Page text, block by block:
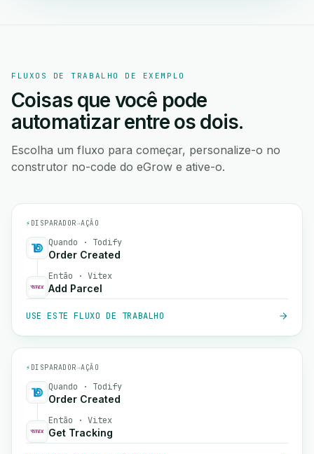
FLUXOS DE TRABALHO DE EXEMPLO
Coisas que você pode
automatizar entre os dois.
Escolha um fluxo para começar, personalize-o no
construtor no-code do eGrow e ative-o.
⚡ DISPARADOR→AÇÃO
Quando · Todify
Order Created
Então · Vitex
Add Parcel
USE ESTE FLUXO DE TRABALHO
⚡ DISPARADOR→AÇÃO
Quando · Todify
Order Created
Então · Vitex
Get Tracking